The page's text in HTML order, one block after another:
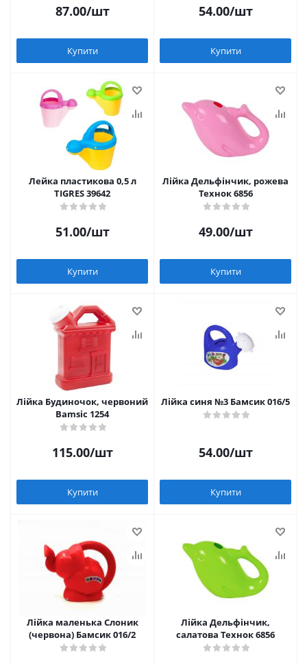
87.00/шт
Купити
54.00/шт
Купити
Лейка пластикова 0,5 л
TIGRES 39642
51.00/шт
Купити
Лійка Дельфінчик, рожева
Технок 6856
49.00/шт
Купити
Лійка Будиночок, червоний
Bamsic 1254
115.00/шт
Купити
Лійка синя №3 Бамсик 016/5
54.00/шт
Купити
Лійка маленька Слоник
(червона) Бамсик 016/2
Лійка Дельфінчик,
салатова Технок 6856